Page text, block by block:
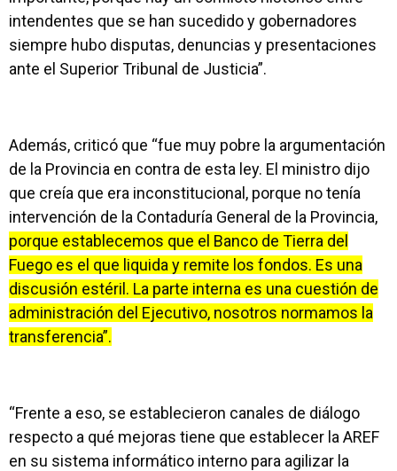
intendentes que se han sucedido y gobernadores
siempre hubo disputas, denuncias y presentaciones
ante el Superior Tribunal de Justicia”.
Además, criticó que “fue muy pobre la argumentación
de la Provincia en contra de esta ley. El ministro dijo
que creía que era inconstitucional, porque no tenía
intervención de la Contaduría General de la Provincia,
porque establecemos que el Banco de Tierra del
Fuego es el que liquida y remite los fondos. Es una
discusión estéril. La parte interna es una cuestión de
administración del Ejecutivo, nosotros normamos la
transferencia”.
“Frente a eso, se establecieron canales de diálogo
respecto a qué mejoras tiene que establecer la AREF
en su sistema informático interno para agilizar la